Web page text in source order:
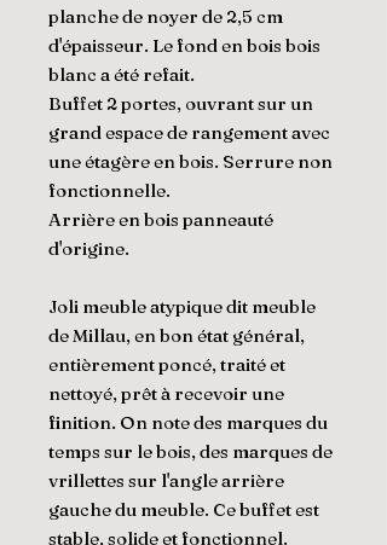
planche de noyer de 2,5 cm
d'épaisseur. Le fond en bois bois
blanc a été refait.
Buffet 2 portes, ouvrant sur un
grand espace de rangement avec
une étagère en bois. Serrure non
fonctionnelle.
Arrière en bois panneauté
d'origine.
Joli meuble atypique dit meuble
de Millau, en bon état général,
entièrement poncé, traité et
nettoyé, prêt à recevoir une
finition. On note des marques du
temps sur le bois, des marques de
vrillettes sur l'angle arrière
gauche du meuble. Ce buffet est
stable, solide et fonctionnel.